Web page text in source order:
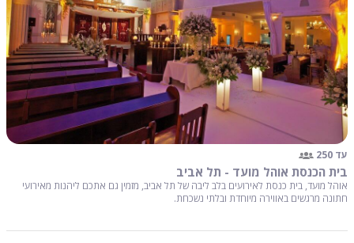
עד 250
בית הכנסת אוהל מועד - תל אביב
אוהל מועד, בית כנסת לאירועים בלב ליבה של תל אביב, מזמין גם אתכם ליהנות מאירועי
חתונה מרגשים באווירה מיוחדת ובלתי נשכחת.